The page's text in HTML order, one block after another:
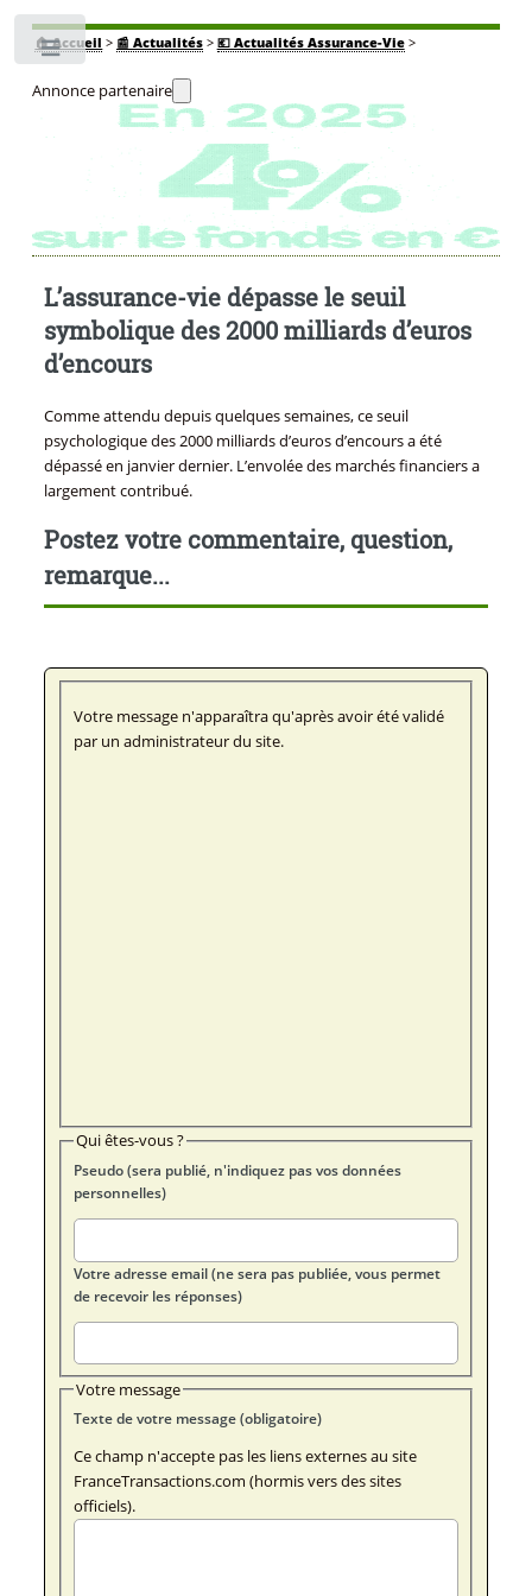
🏠Accueil > 📰 Actualités> 💶 Actualités Assurance-Vie>
Annonce partenaire
L’assurance-vie dépasse le seuil
symbolique des 2000 milliards d’euros
d’encours
Comme attendu depuis quelques semaines, ce seuil
psychologique des 2000 milliards d’euros d’encours a été
dépassé en janvier dernier. L’envolée des marchés financiers a
largement contribué.
Postez votre commentaire, question,
remarque...
Votre message n'apparaîtra qu'après avoir été validé
par un administrateur du site.
Qui êtes-vous ?
Pseudo (sera publié, n'indiquez pas vos données
personnelles)
Votre adresse email (ne sera pas publiée, vous permet
de recevoir les réponses)
Votre message
Texte de votre message (obligatoire)
Ce champ n'accepte pas les liens externes au site
FranceTransactions.com (hormis vers des sites
officiels).
Toggle